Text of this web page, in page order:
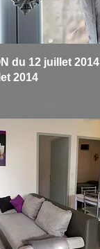
rapide
du 12 juillet 2014
2014